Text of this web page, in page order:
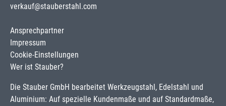
verkauf@stauberstahl.com
Ansprechpartner
Impressum
Cookie-Einstellungen
Wer ist Stauber?
Die Stauber GmbH bearbeitet Werkzeugstahl, Edelstahl und
Aluminium: Auf spezielle Kundenmaße und auf Standardmaße,